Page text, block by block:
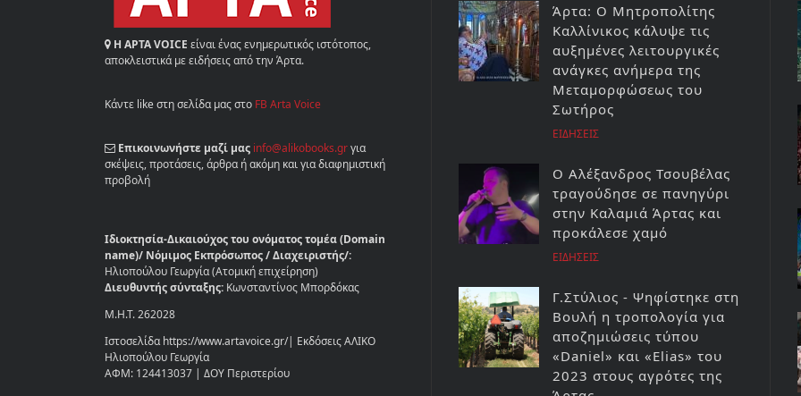
Η ΑΡΤΑ VOICE είναι ένας ενημερωτικός ιστότοπος,
αποκλειστικά με ειδήσεις από την Άρτα.
Κάντε like στη σελίδα μας στο FB Arta Voice
Επικοινωνήστε μαζί μας info@alikobooks.grγια
σκέψεις, προτάσεις, άρθρα ή ακόμη και για διαφημιστική
προβολή
Ιδιοκτησία-Δικαιούχος του ονόματος τομέα (Domain
name)/ Νόμιμος Εκπρόσωπος / Διαχειριστής/:
Ηλιοπούλου Γεωργία (Ατομική επιχείρηση)
Διευθυντής σύνταξης: Κωνσταντίνος Μπορδόκας
Μ.Η.Τ. 262028
Ιστοσελίδα https://www.artavoice.gr/| Εκδόσεις ΑΛΙΚΟ
Ηλιοπούλου Γεωργία
ΑΦΜ: 124413037 | ΔΟΥ Περιστερίου
Άρτα: Ο Μητροπολίτης
Καλλίνικος κάλυψε τις
αυξημένες λειτουργικές
ανάγκες ανήμερα της
Μεταμορφώσεως του
Σωτήρος
ΕΙΔΗΣΕΙΣ
Ο Αλέξανδρος Τσουβέλας
τραγούδησε σε πανηγύρι
στην Καλαμιά Άρτας και
προκάλεσε χαμό
ΕΙΔΗΣΕΙΣ
Γ.Στύλιος - Ψηφίστηκε στη
Βουλή η τροπολογία για
αποζημιώσεις τύπου
«Daniel» και «Elias» του
2023 στους αγρότες της